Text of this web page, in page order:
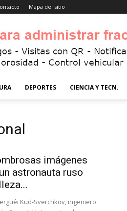
Mapa del sitio
DEPORTES CIENCIA Y TECN.
imágenes
astronauta ruso
Kud-Sverchkov, ingeniero